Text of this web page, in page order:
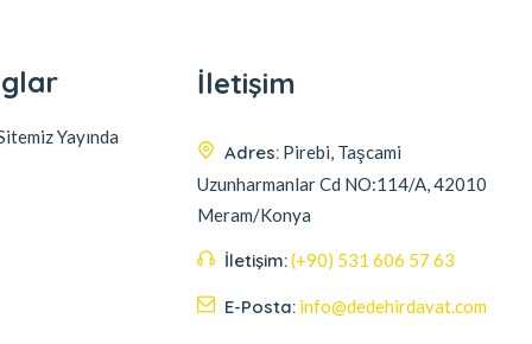
Yayında
İletişim
Adres: Pirebi, Taşcami
Uzunharmanlar Cd NO:114/A, 42010
Meram/Konya
İletişim:(+90) 531 606 57 63
E-Posta: info@dedehirdavat.com